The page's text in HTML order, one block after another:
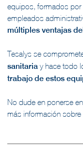
equipos, formados
empleados
múltiples ventajas
Tesalys se
sanitaria y hace todo
trabajo de estos
No dude en ponerse
más información